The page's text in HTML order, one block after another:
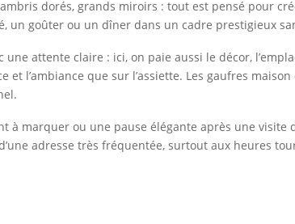
dorés, grands miroirs : tout est pensé pour
un goûter ou un dîner dans un cadre prestigieux
attente claire : ici, on paie aussi le décor,
et l’ambiance que sur l’assiette. Les gaufres
marquer ou une pause élégante après une visite
adresse très fréquentée, surtout aux heures